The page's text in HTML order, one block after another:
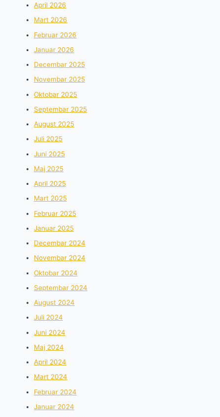
April 2026
Mart 2026
Februar 2026
Januar 2026
Decembar 2025
Novembar 2025
Oktobar 2025
Septembar 2025
August 2025
Juli 2025
Juni 2025
Maj 2025
April 2025
Mart 2025
Februar 2025
Januar 2025
Decembar 2024
Novembar 2024
Oktobar 2024
Septembar 2024
August 2024
Juli 2024
Juni 2024
Maj 2024
April 2024
Mart 2024
Februar 2024
Januar 2024